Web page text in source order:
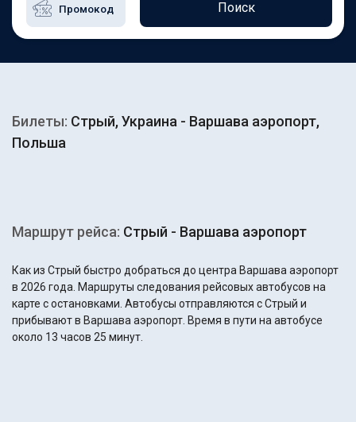
Поиск
Билеты: Стрый, Украина - Варшава аэропорт,
Польша
Маршрут рейса: Стрый - Варшава аэропорт
Как из Стрый быстро добраться до центра Варшава аэропорт
в 2026 года. Маршруты следования рейсовых автобусов на
карте с остановками. Автобусы отправляются с Стрый и
прибывают в Варшава аэропорт. Время в пути на автобусе
около 13 часов 25 минут.